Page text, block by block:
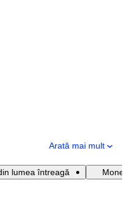
Arată mai mult
lumea întreagă